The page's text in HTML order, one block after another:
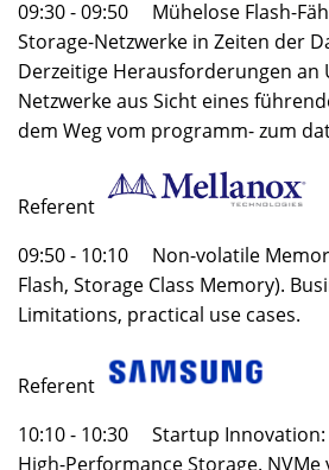
09:30 - 09:50 Mühelose Flash-
Storage-Netzwerke in Zeiten der
Derzeitige Herausforderungen an
Netzwerke aus Sicht eines
dem Weg vom programm- zum
Referent
09:50 - 10:10 Non-volatile
Flash, Storage Class Memory).
Limitations, practical use cases.
Referent
10:10 - 10:30 Startup Innovation:
High-Performance Storage.